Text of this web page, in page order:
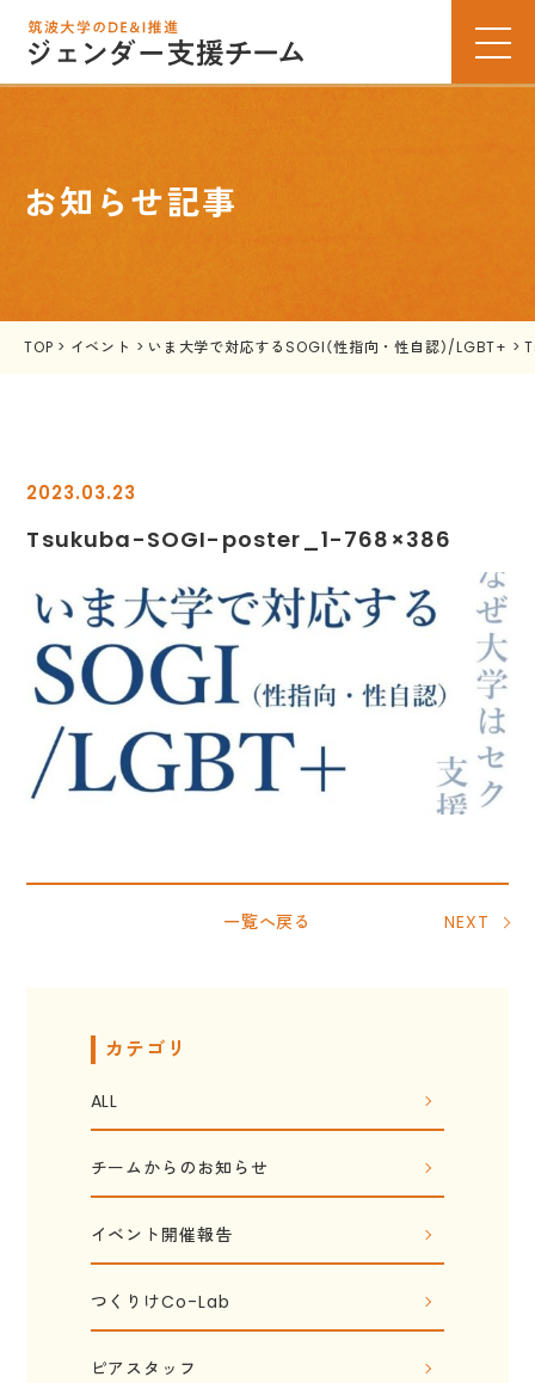
お知らせ記事
TOP > イベント > いま大学で対応するSOGI（性指向・性自認）/LGBT+ >
2023.03.23
Tsukuba-SOGI-poster_1-768×386
一覧へ戻る NEXT
カテゴリ
ALL
チームからのお知らせ
イベント開催報告
つくりけCo-Lab
ピアスタッフ